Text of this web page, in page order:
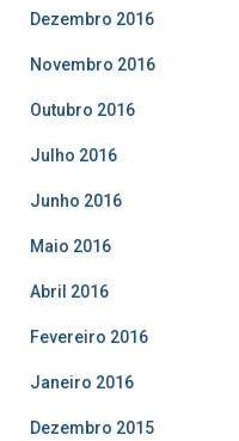
Dezembro 2016
Novembro 2016
Outubro 2016
Julho 2016
Junho 2016
Maio 2016
Abril 2016
Fevereiro 2016
Janeiro 2016
Dezembro 2015